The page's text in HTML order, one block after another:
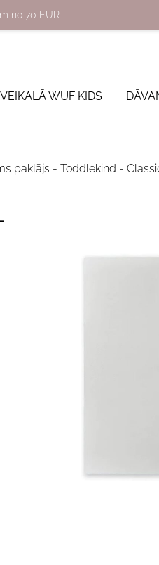
no 70 EUR
WUF KIDS
paklājs - Toddlekind -